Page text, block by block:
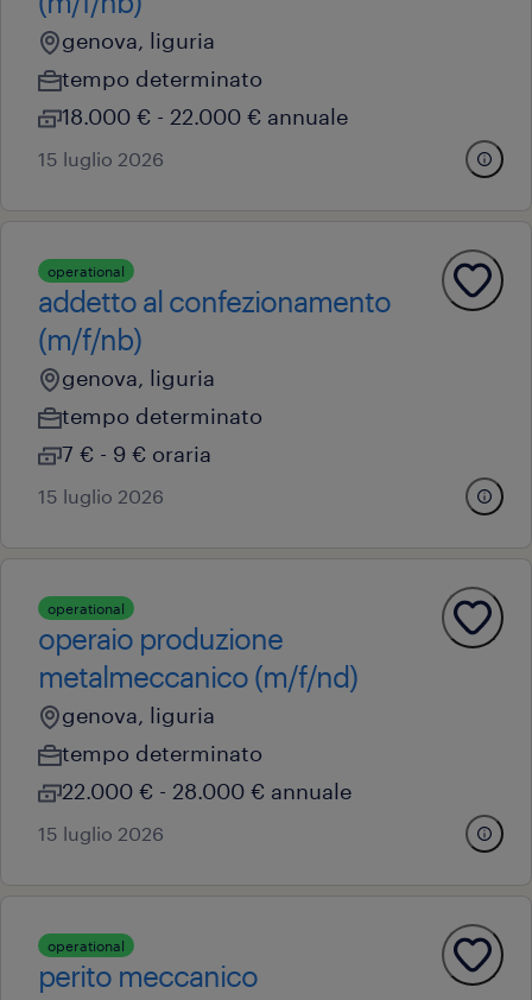
genova, liguria
tempo determinato
18.000 € - 22.000 € annuale
15 luglio 2026
operational
addetto al confezionamento
(m/f/nb)
genova, liguria
tempo determinato
7 € - 9 € oraria
15 luglio 2026
operational
operaio produzione
metalmeccanico (m/f/nd)
genova, liguria
tempo determinato
22.000 € - 28.000 € annuale
15 luglio 2026
operational
perito meccanico